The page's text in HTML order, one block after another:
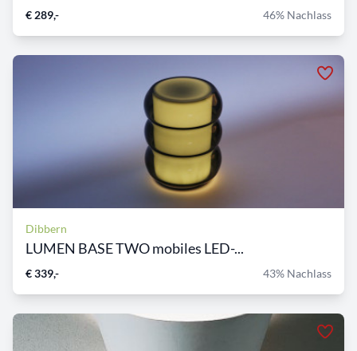
€ 289,- 46% Nachlass
Dibbern
LUMEN BASE TWO mobiles LED-...
€ 339,- 43% Nachlass